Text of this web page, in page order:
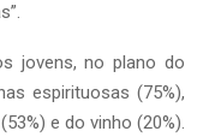
jovens, no plano do
espirituosas (75%),
e do vinho (20%).